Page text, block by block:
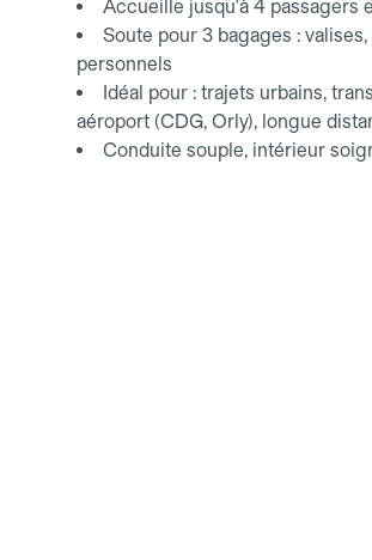
Accueille jusqu'à 4 passagers
Soute pour 3 bagages :
personnels
Idéal pour : trajets urbains,
aéroport (CDG, Orly), longue
Conduite souple, intérieur